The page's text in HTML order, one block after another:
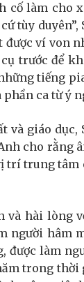
cố làm cho
tùy duyên”,
được ví von
trước để
tiếng
ca từ ý
và giáo dục,
cho rằng
trí trung tâm
và hài lòng
người hâm
được làm
trong thời